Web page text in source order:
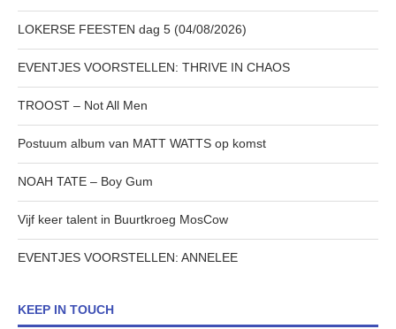
LOKERSE FEESTEN dag 5 (04/08/2026)
EVENTJES VOORSTELLEN: THRIVE IN CHAOS
TROOST – Not All Men
Postuum album van MATT WATTS op komst
NOAH TATE – Boy Gum
Vijf keer talent in Buurtkroeg MosCow
EVENTJES VOORSTELLEN: ANNELEE
KEEP IN TOUCH